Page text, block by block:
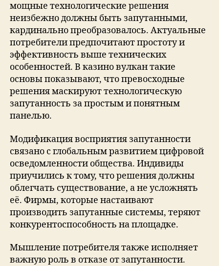
мощные технологические решения
неизбежно должны быть запутанными,
кардинально преобразовалось. Актуальные
потребители предпочитают простоту и
эффективность выше технических
особенностей. В казино вулкан такие
основы показывают, что превосходные
решения маскируют технологическую
запутанность за простым и понятным
панелью.
Модификация восприятия запутанности
связано с глобальным развитием цифровой
осведомленности общества. Индивиды
приучились к тому, что решения должны
облегчать существование, а не усложнять
её. Фирмы, которые настаивают
производить запутанные системы, теряют
конкурентоспособность на площадке.
Мышление потребителя также исполняет
важную роль в отказе от запутанности.